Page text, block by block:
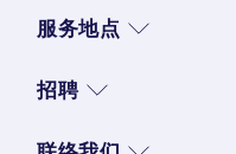
服务地点
招聘